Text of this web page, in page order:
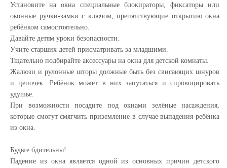
Установите на окна специальные блокираторы, фиксаторы или
оконные ручки-замки с ключом, препятствующие открытию окна
ребёнком самостоятельно.
Давайте детям уроки безопасности.
Учите старших детей присматривать за младшими.
Тщательно подбирайте аксессуары на окна для детской комнаты.
Жалюзи и рулонные шторы должные быть без свисающих шнуров
и цепочек. Ребёнок может в них запутаться и спровоцировать
удушье.
При возможности посадите под окнами зелёные насаждения,
которые смогут смягчить приземление в случае выпадения ребёнка
из окна.
Будьте бдительны!
Падение из окна является одной из основных причин детского